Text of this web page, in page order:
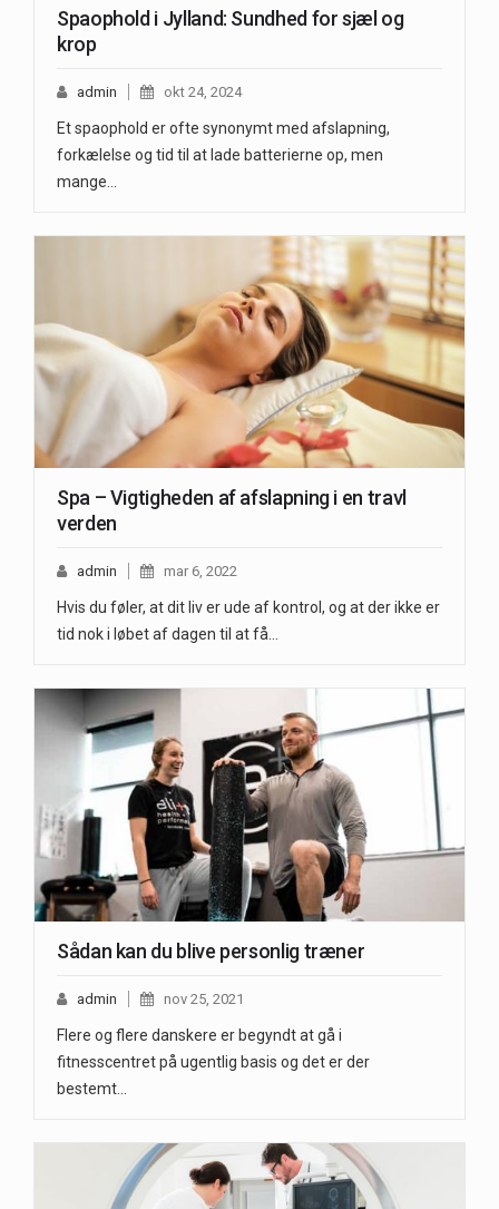
Spaophold i Jylland: Sundhed for sjæl og
krop
admin okt 24, 2024
Et spaophold er ofte synonymt med afslapning,
forkælelse og tid til at lade batterierne op, men
mange…
Spa – Vigtigheden af afslapning i en travl
verden
admin mar 6, 2022
Hvis du føler, at dit liv er ude af kontrol, og at der ikke er
tid nok i løbet af dagen til at få…
Sådan kan du blive personlig træner
admin nov 25, 2021
Flere og flere danskere er begyndt at gå i
fitnesscentret på ugentlig basis og det er der
bestemt…